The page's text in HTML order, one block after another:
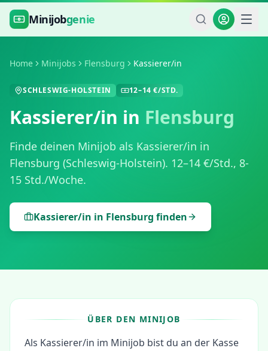
Zum Hauptinhalt springen
Minijobgenie
Home Minijobs Flensburg Kassierer/in
SCHLESWIG-HOLSTEIN 12–14 €/STD.
Kassierer/in in Flensburg
Finde deinen Minijob als Kassierer/in in
Flensburg (Schleswig-Holstein). 12–14 €/Std., 8-
15 Std./Woche.
Kassierer/in in Flensburg finden
ÜBER DEN MINIJOB
Als Kassierer/in im Minijob bist du an der Kasse